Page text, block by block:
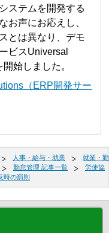
ステムを開発する
お声にお応えし、
とは異なり、デモ
ビスUniversal
始しました。
（ERP開発サー
人事・給与・就業
就業・勤
勤怠管理 記事一覧
労使協
時の罰則